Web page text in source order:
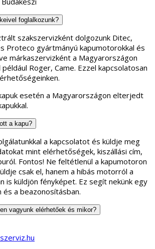
foglalkozunk?
szakszervizként dolgozunk Ditec,
Proteco gyártmányú kapumotorokkal és
márkaszervizként a Magyarországon
Roger, Came. Ezzel kapcsolatosan
esetén a Magyarországon elterjedt
a kapu?
a kapcsolatot és küldje meg
mint elérhetőségek, kiszállási cím,
Fontos! Ne feltétlenül a kapumotoron
csak el, hanem a hibás motorról a
is küldjön fényképet. Ez segít nekünk egy
a beazonosításban.
vagyunk elérhetőek és mikor?